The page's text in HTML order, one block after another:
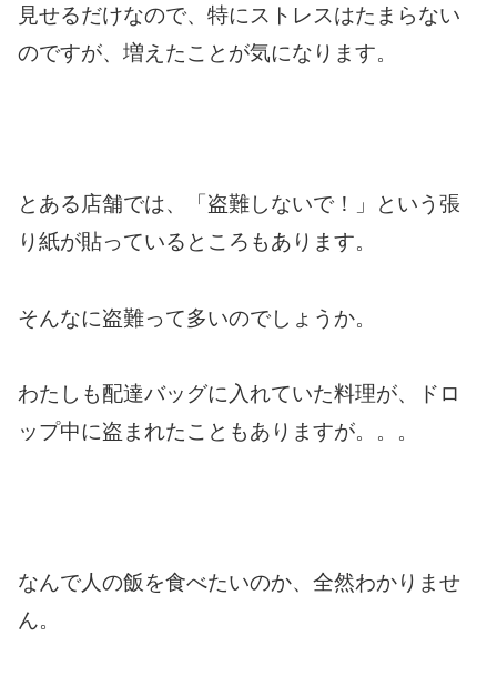
見せるだけなので、特にストレスはたまらない
のですが、増えたことが気になります。
とある店舗では、「盗難しないで！」という張
り紙が貼っているところもあります。
そんなに盗難って多いのでしょうか。
わたしも配達バッグに入れていた料理が、ドロ
ップ中に盗まれたこともありますが。。。
なんで人の飯を食べたいのか、全然わかりませ
ん。